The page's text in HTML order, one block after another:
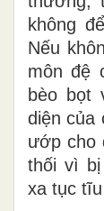
không
Nếu
môn đệ
bèo bọt
diện của
ướp cho
thối vì
xa tục